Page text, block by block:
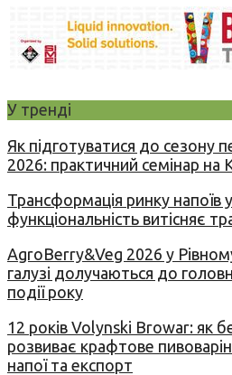
У тренді
Як підготуватися до сезону
2026: практичний семінар на
Трансформація ринку напоїв
функціональність витісняє
AgroBerry&Veg 2026 у
галузі долучаються до
події року
12 років Volynski Browar: як
розвиває крафтове
напої та експорт